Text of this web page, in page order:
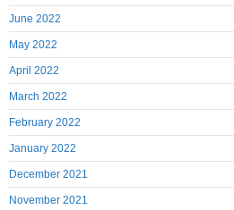
June 2022
May 2022
April 2022
March 2022
February 2022
January 2022
December 2021
November 2021